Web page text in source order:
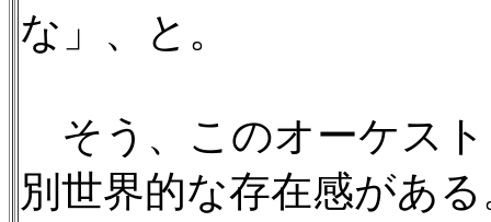
な」、と。
そう、このオーケス
別世界的な存在感があ